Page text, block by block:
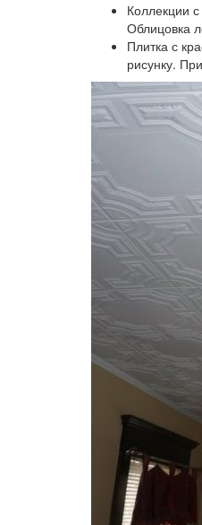
Коллекции
Облицовка
Плитка с
рисунку.